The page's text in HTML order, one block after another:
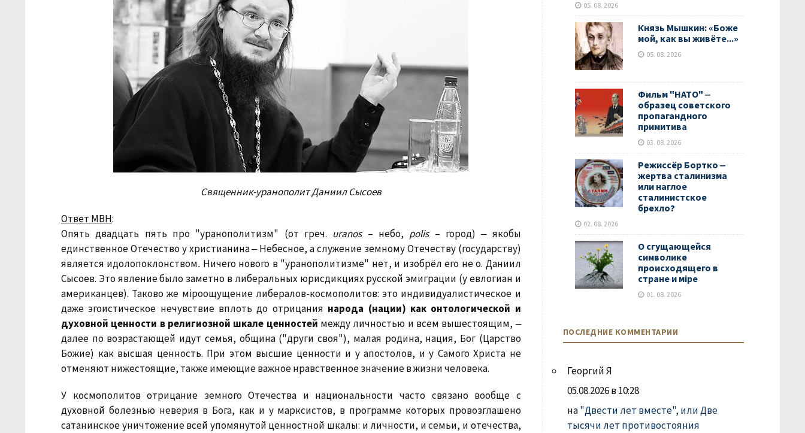
Священник-уранополит Даниил Сысоев
Ответ МВН:
Опять двадцать пять про "уранополитизм" (от греч. uranos– небо, polis– город) ‒ якобы
единственное Отечество у христианина ‒ Небесное, а служение земному Отечеству (государству)
является идолопоклонством. Ничего нового в "уранополитизме" нет, и изобрёл его не о. Даниил
Сысоев. Это явление было заметно в либеральных юрисдикциях русской эмиграции (у евлогиан и
американцев). Таково же мiроощущение либералов-космополитов: это индивидуалистическое и
даже эгоистическое нечувствие вплоть до отрицания народа (нации) как онтологической и
духовной ценности в религиозной шкале ценностей между личностью и всем вышестоящим, ‒
далее по возрастающей идут семья, община ("други своя"), малая родина, нация, Бог (Царство
Божие) как высшая ценность. При этом высшие ценности и у апостолов, и у Самого Христа не
отменяют нижестоящие, также имеющие важное нравственное значение в жизни человека.
У космополитов отрицание земного Отечества и национальности часто связано вообще с
духовной болезнью неверия в Бога, как и у марксистов, в программе которых провозглашено
сатанинское уничтожение всей упомянутой ценностной шкалы: и личности, и семьи, и отечества,
05. 08. 2026
Князь Мышкин: «Боже
мой, как вы живёте...»
05. 08. 2026
Фильм "НАТО" ‒
образец советского
пропагандного
примитива
03. 08. 2026
Режиссёр Бортко ‒
жертва сталинизма
или наглое
сталинистское
брехло?
02. 08. 2026
О сгущающейся
символике
происходящего в
стране и мiре
01. 08. 2026
ПОСЛЕДНИЕ КОММЕНТАРИИ
Георгий Я
05.08.2026 в 10:28
на"Двести лет вместе", или Две
тысячи лет противостояния